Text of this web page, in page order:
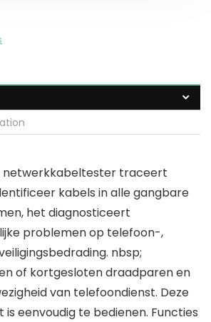
netwerkkabeltester traceert
kabels in alle gangbare
het diagnosticeert
problemen op telefoon-,
nbsp;
of kortgesloten draadparen en
van telefoondienst. Deze
eenvoudig te bedienen. Functies